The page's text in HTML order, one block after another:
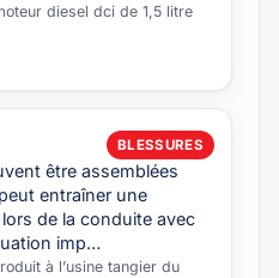
diesel dci de 1,5 litre
BLESSURES
être assemblées
entraîner une
de la conduite avec
imp…
à l’usine tangier du